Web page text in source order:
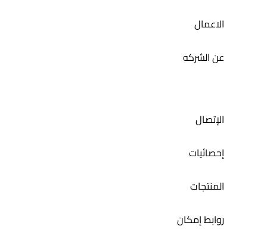
الاعمال
عن الشركه
الإتصال
إحصائيات
المنتجات
روابط إمكان